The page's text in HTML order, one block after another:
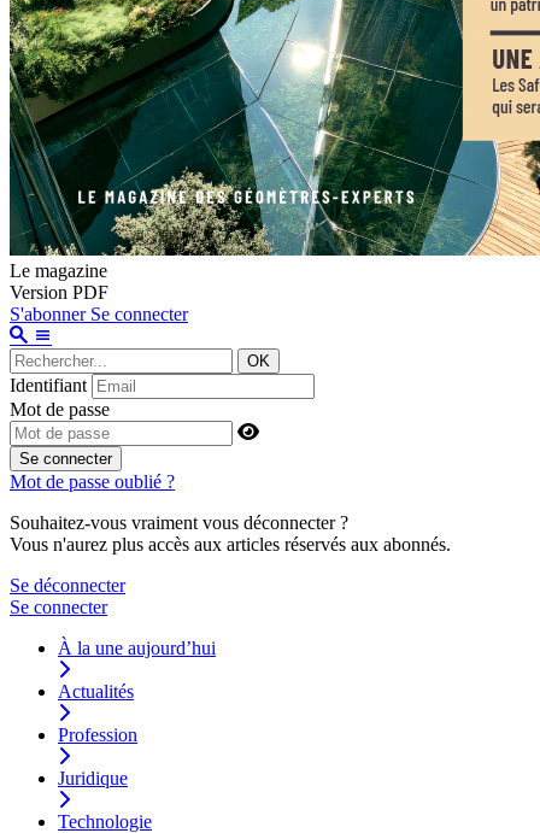
Le magazine
Version PDF
S'abonner Se connecter
OK
Identifiant
Mot de passe
Se connecter
Mot de passe oublié ?
Souhaitez-vous vraiment vous déconnecter ?
Vous n'aurez plus accès aux articles réservés aux abonnés.
Se déconnecter
Se connecter
À la une aujourd’hui
Actualités
Profession
Juridique
Technologie